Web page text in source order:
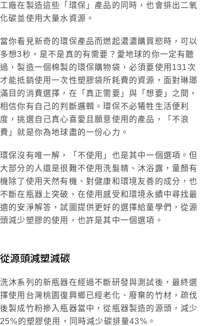
工廠在製造這些「環保」產品的同時，也會排出二氧
化碳並使用大量水資源。
當你看見新奇的環保產品而燃起濃濃購買慾時，可以
多想3秒，是不是真的有需要？愛地球的你一定有聽
過，製造一個棉製的環保購物袋，必須要使用131次
才能抵銷使用一次性塑膠袋所耗費的資源，面對琳瑯
滿目的消費選擇，在「真正需要」與「想要」之間，
相信你有自己的判斷邏輯。環保不必犧牲生活便利
度，挑選自己真心喜愛且願意使用的產品，「不浪
費」就是你為地球盡的一份心力。
環保沒有唯一解，「不使用」也是其中一個選項。但
大部分的人還是很難不使用洗髮精、沐浴露，童顏有
機除了使用天然有機、對健康和環境友善的成分，也
不斷在瓶器上突破，在使用感受和環境永續中尋找最
適的安淨解答，試圖提供更好的選擇給童學們，從源
頭減少塑膠的使用，也許是其中一個選項。
從源頭減塑減碳
洗沐系列的新瓶器在經過不斷研發與測試後，最終選
擇使用台灣桃園復興鄉已經老化、廢棄的竹材，疏伐
後製成竹粉摻入瓶器當中，從瓶器製造的源頭，減少
25%的塑膠使用，同時減少碳排量43%。